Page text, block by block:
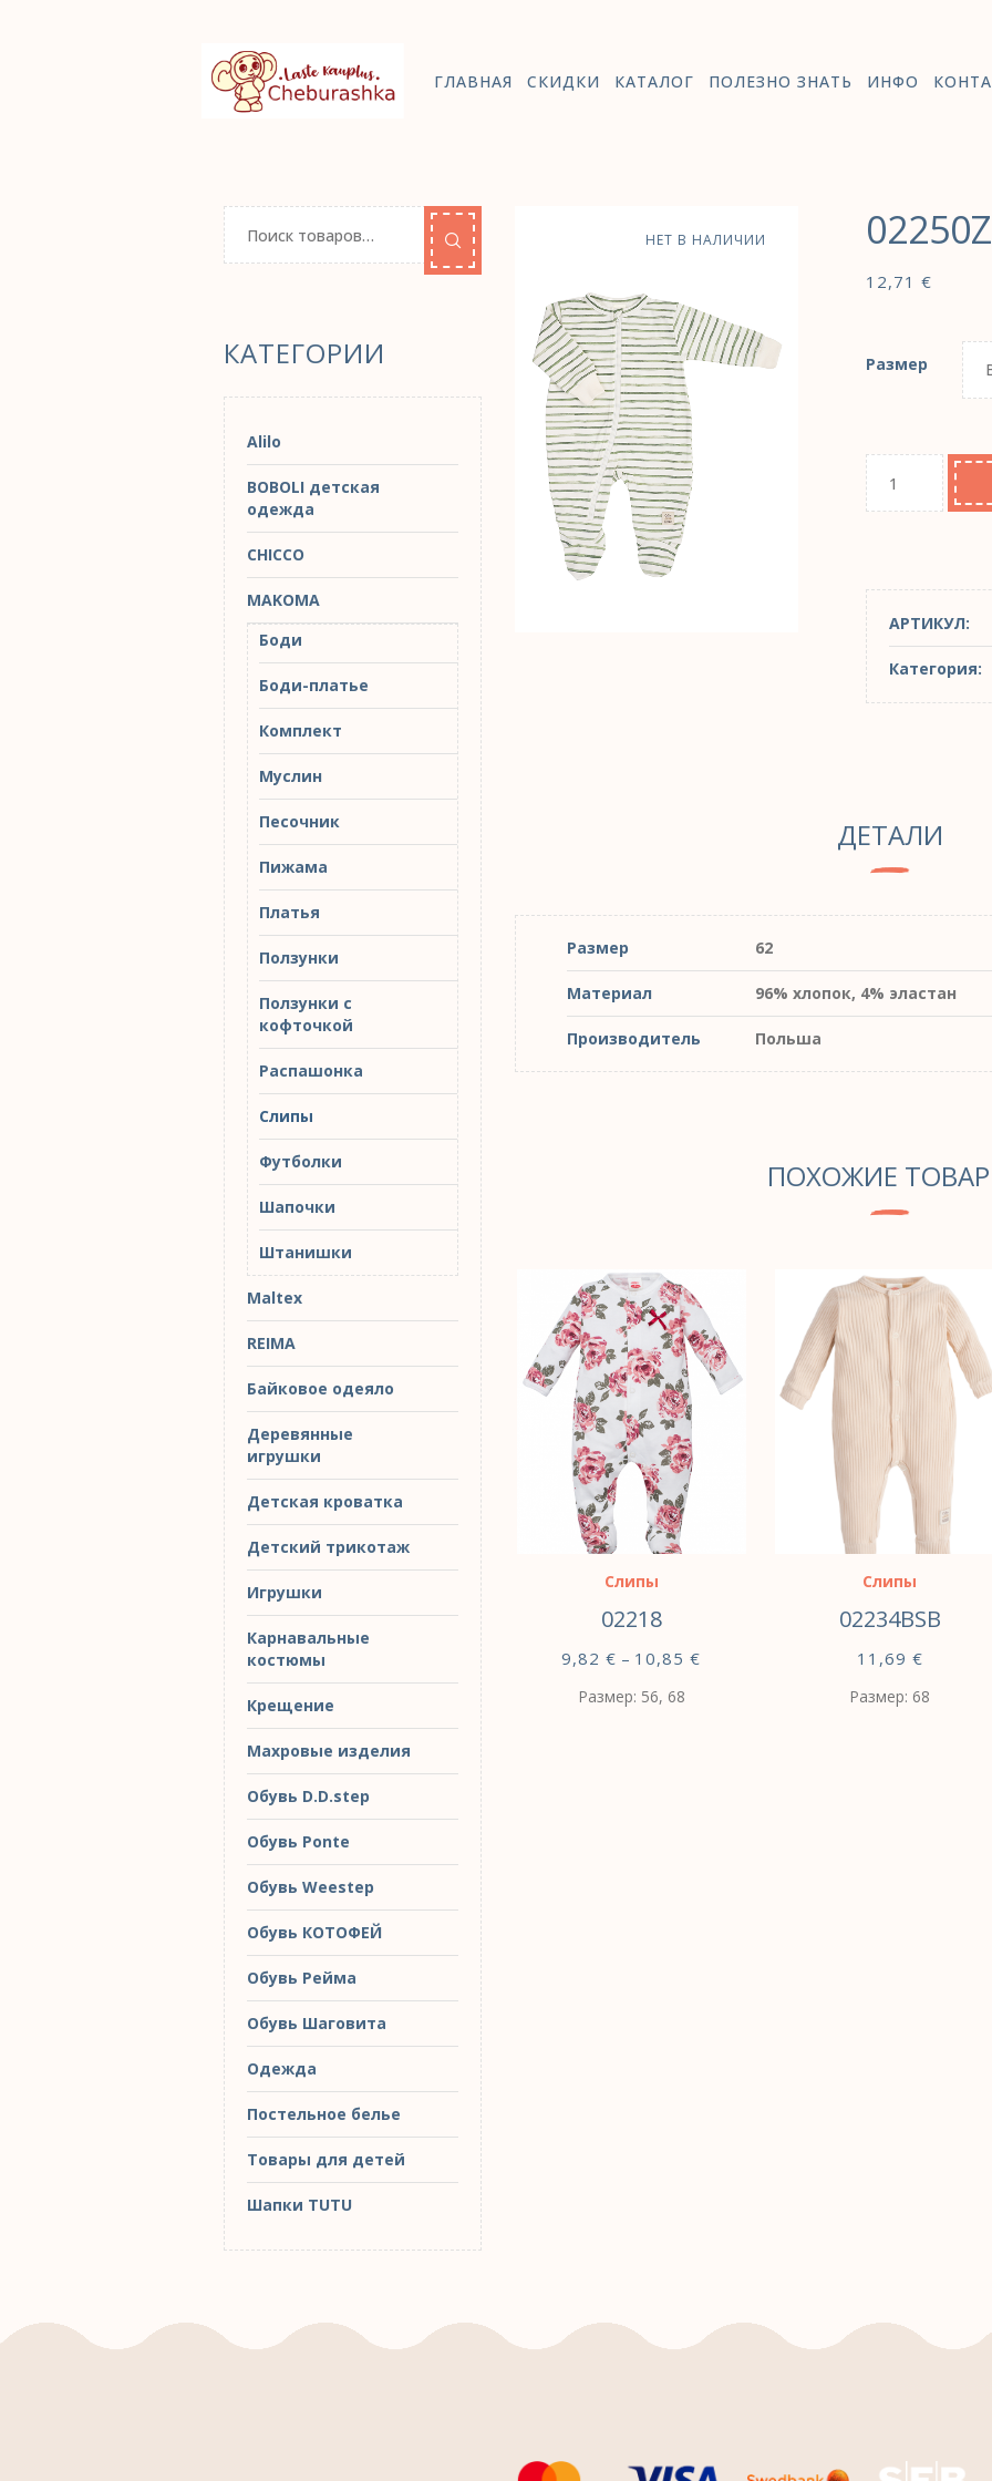
ГЛАВНАЯ СКИДКИ КАТАЛОГ ПОЛЕЗНО ЗНАТЬ ИНФО
НЕТ В НАЛИЧИИ 02250Z
12,71 €
Размер
АРТИКУЛ:
Категория:
ДЕТАЛИ
Размер 62
Материал 96% хлопок, 4% эластан
Производитель Польша
ПОХОЖИЕ
Слипы
02218
9,82 € – 10,85 €
Размер: 56, 68
Слипы
02234BSB
11,69 €
Размер: 68
КАТЕГОРИИ
Alilo
BOBOLI детская
одежда
CHICCO
MAKOMA
Боди
Боди-платье
Комплект
Муслин
Песочник
Пижама
Платья
Ползунки
Ползунки с
кофточкой
Распашонка
Слипы
Футболки
Шапочки
Штанишки
Maltex
REIMA
Байковое одеяло
Деревянные
игрушки
Детская кроватка
Детский трикотаж
Игрушки
Карнавальные
костюмы
Крещение
Махровые изделия
Обувь D.D.step
Обувь Ponte
Обувь Weestep
Обувь КОТОФЕЙ
Обувь Рейма
Обувь Шаговита
Одежда
Постельное белье
Товары для детей
Шапки TUTU